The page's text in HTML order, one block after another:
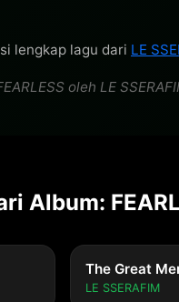
lengkap lagu dari LE
oleh LE
Album:
The Great
LE SSERAFIM